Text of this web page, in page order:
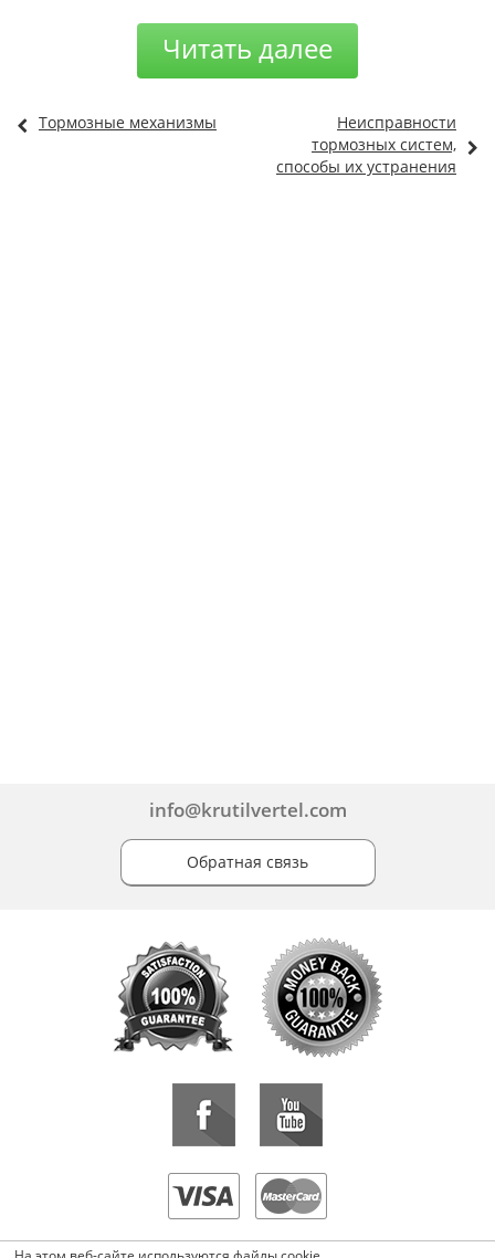
Читать далее
Тормозные механизмы
Неисправности
тормозных систем,
способы их устранения
info@krutilvertel.com
Обратная связь
«KrutilVertel» © 2015-2026 Все права защищены.